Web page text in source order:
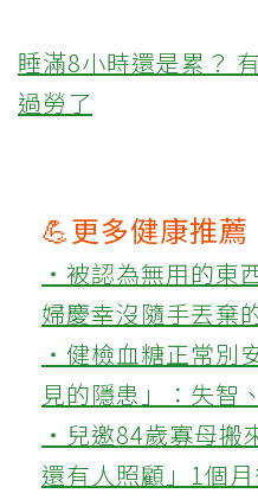
睡滿8小時還是累？
過勞了
💪更多健康推薦
‧被認為無用的東
婦慶幸沒隨手丟棄
‧健檢血糖正常別
見的隱患」：失智
‧兒邀84歲寡母搬
還有人照顧」1個